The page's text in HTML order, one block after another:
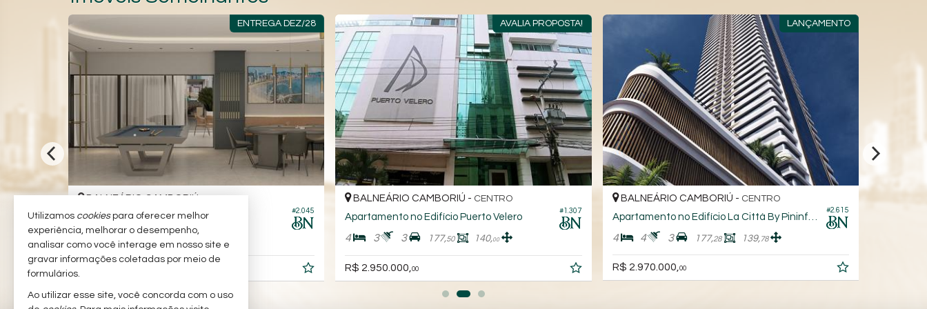
#2.430
ENTREGA DEZ/28
#2.045
BALNEÁRIO CAMBORIÚ -
Apartamento no Edifício The View
4 199, 157,
R$ 2.890.000,
AVALIA PROPOSTA!
#1.307
BALNEÁRIO CAMBORIÚ - CENTRO
Apartamento no Edifício Puerto Velero
4 3 3 177,50 140,00
R$ 2.950.000,00
LANÇAMENTO
#2.615
BALNEÁRIO CAMBORIÚ - CENTRO
4 4 3 177,28 139,78
R$ 2.970.000, 00
Utilizamos cookiespara oferecer melhor
experiência, melhorar o desempenho,
analisar como você interage em nosso site e
gravar informações coletadas por meio de
formulários.
Ao utilizar esse site, você concorda com o uso